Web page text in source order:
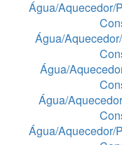
Água/Aquecedor/
Água/
Água/
Água/
Água/Aquecedor/